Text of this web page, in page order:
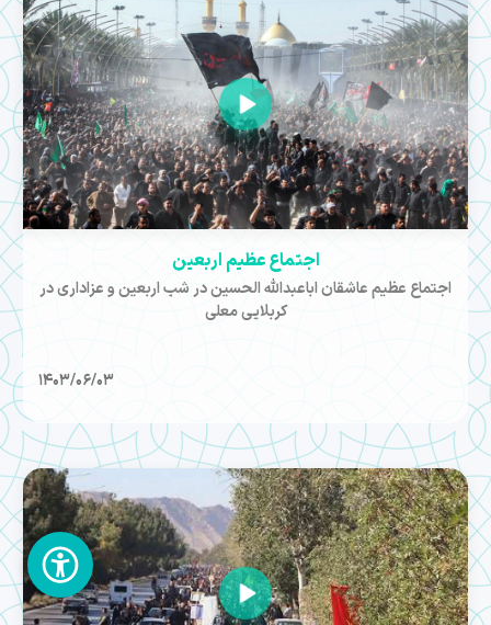
اجتماع عظیم اربعین
اجتماع عظیم عاشقان اباعبدالله الحسین در شب اربعین و عزاداری در
کربلایی معلی
1403/06/03